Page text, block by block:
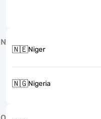
N
🇳🇪Niger
🇳🇬Nigeria